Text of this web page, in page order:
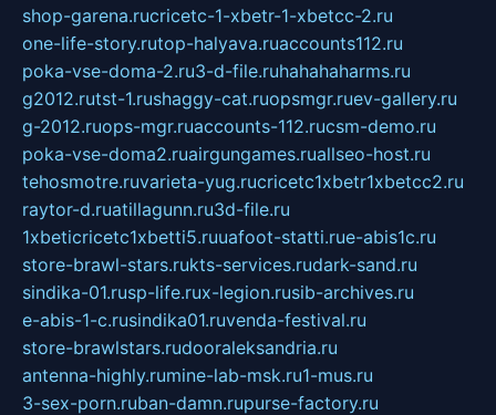
shop-garena.rucricetc-1-xbetr-1-xbetcc-2.ru
one-life-story.rutop-halyava.ruaccounts112.ru
poka-vse-doma-2.ru3-d-file.ruhahahaharms.ru
g2012.rutst-1.rushaggy-cat.ruopsmgr.ruev-gallery.ru
g-2012.ruops-mgr.ruaccounts-112.rucsm-demo.ru
poka-vse-doma2.ruairgungames.ruallseo-host.ru
tehosmotre.ruvarieta-yug.rucricetc1xbetr1xbetcc2.ru
raytor-d.ruatillagunn.ru3d-file.ru
1xbeticricetc1xbetti5.ruuafoot-statti.rue-abis1c.ru
store-brawl-stars.rukts-services.rudark-sand.ru
sindika-01.rusp-life.rux-legion.rusib-archives.ru
e-abis-1-c.rusindika01.ruvenda-festival.ru
store-brawlstars.rudooraleksandria.ru
antenna-highly.rumine-lab-msk.ru1-mus.ru
3-sex-porn.ruban-damn.rupurse-factory.ru